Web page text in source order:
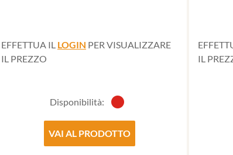
EFFETTUA IL LOGIN PER VISUALIZZARE
IL PREZZO
Disponibilità:
VAI AL PRODOTTO
IL